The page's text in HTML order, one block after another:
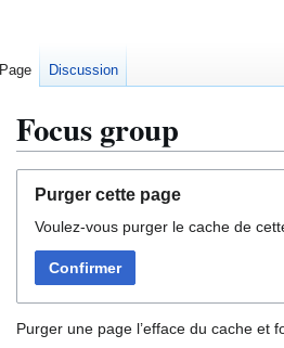
Focus group
navigation
recherche
Purger cette page
Voulez-vous purger le cache de
Confirmer
Purger une page l’efface du cache et
Page Discussion